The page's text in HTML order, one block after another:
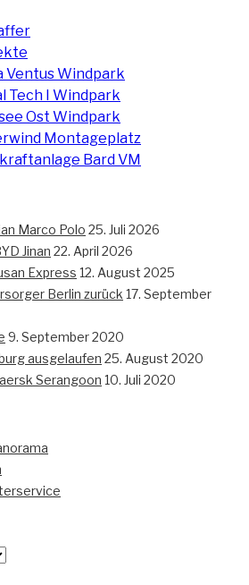
Ventus Windpark
Tech I Windpark
Ost Windpark
Montageplatz
Bard VM
Marco Polo 25. Juli 2026
Jinan 22. April 2026
Express 12. August 2025
Berlin zurück 17. September
9. September 2020
ausgelaufen 25. August 2020
Serangoon 10. Juli 2020